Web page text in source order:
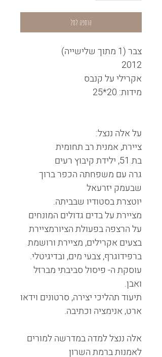
הוספה לסל
צבר (1 מתוך שלישייה)
2012
אקרילי על קנבס
מידות: 20*25
על אלה ננצל:
ציירת, אמנית רב תחומית
בת 51, ילידת קיבוץ רעים
גרה עם משפחתה הכפר ברוך
שבעמק יזרעאל
יוטצרת בסטודיו שבביתה.
מציירת על בדים גדולים המונחים
על הרצפה בפעולת הציורמציירת
בצעים אקרילים, מציירת ורושמת
ברפידוגרף, צבעי מים, ובדיגיטלי.
עוסקת ה- פיסול סביבתי מברזל
ואבן.
תיעוד תהליכי יצירה, סרטונים וידאו
ארט, אנימציה וכתיבה.
אלה ננצל למדה במדרשה למורים
לאמנות ברמת השרון